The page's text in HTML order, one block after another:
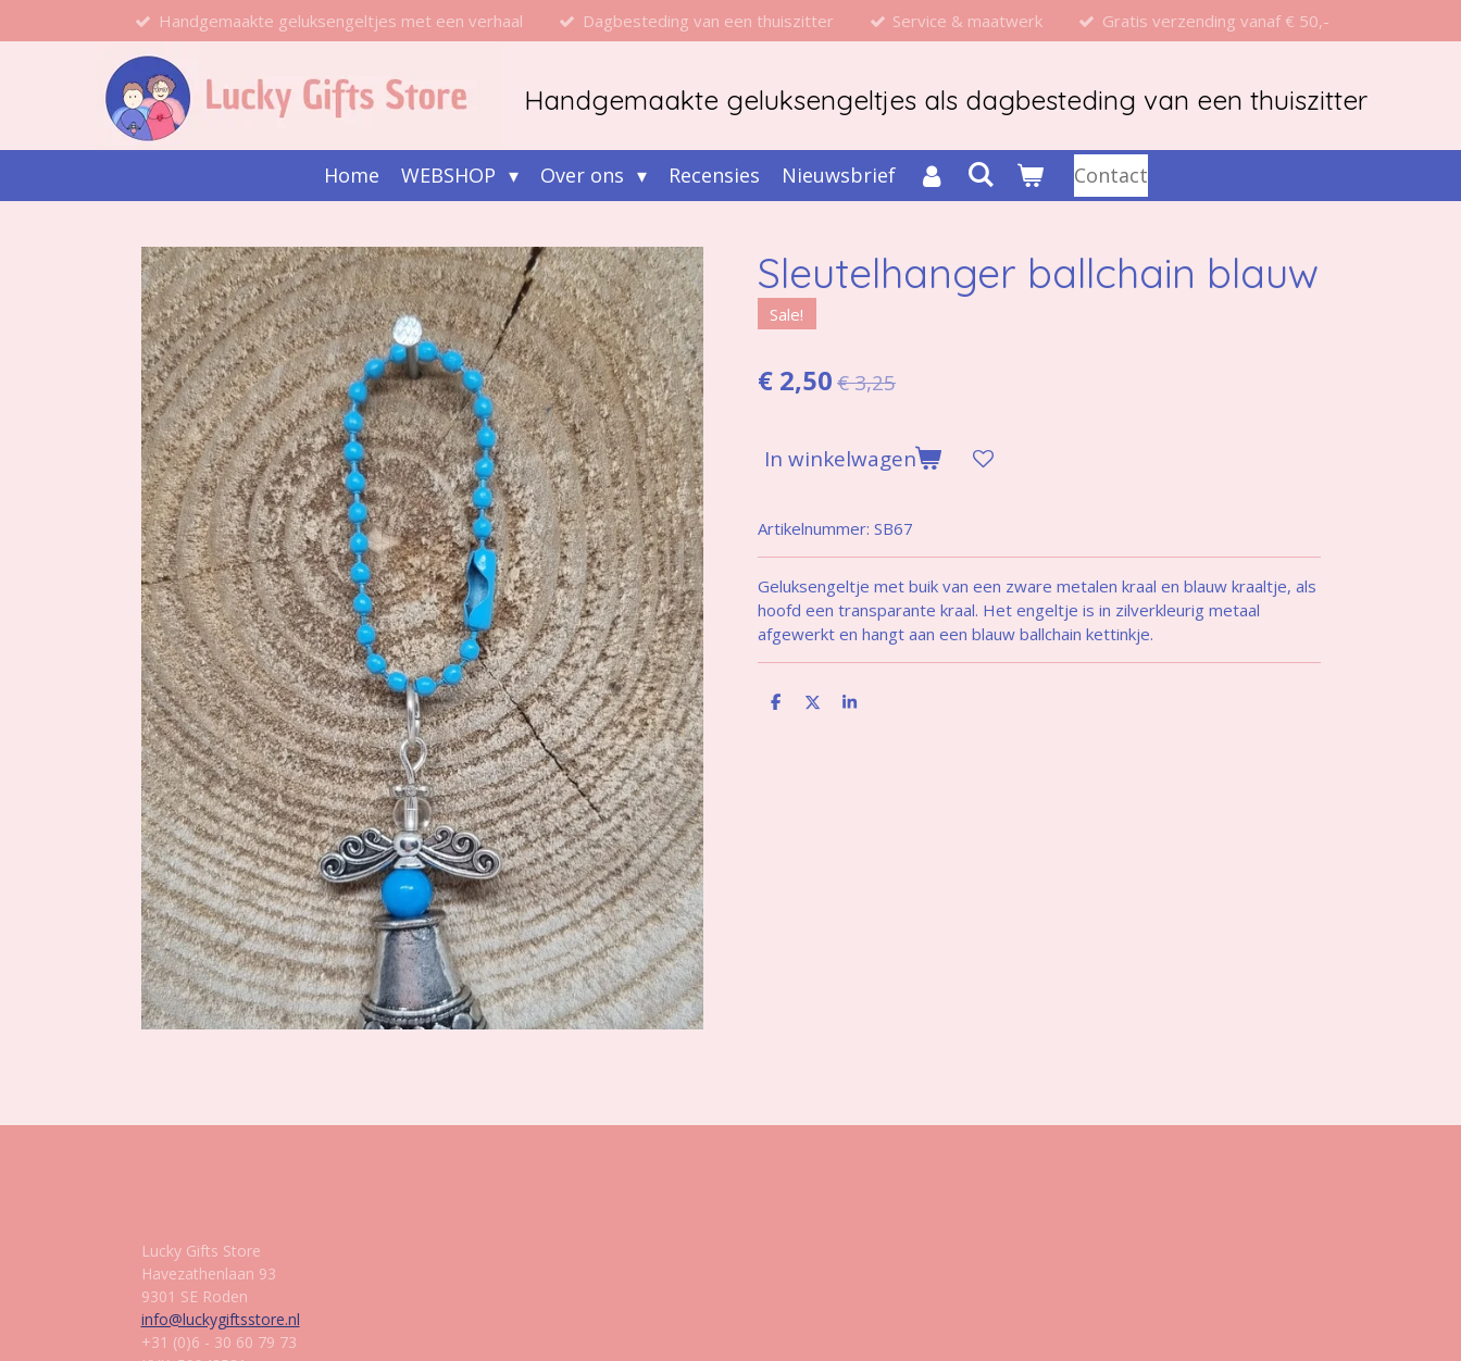
direct
hoofdinhoud
Handgemaakte geluksengeltjes met een verhaal Dagbesteding van een thuiszitter Service & maatwerk Gratis verzending vanaf € 50,-
Handgemaakte geluksengeltjes als dagbesteding van een thuiszitter
Home WEBSHOP Over ons Recensies Nieuwsbrief Contact
Sleutelhanger ballchain blauw
Sale!
€ 2,50€ 3,25
In winkelwagen
Artikelnummer: SB67
Geluksengeltje met buik van een zware metalen kraal en blauw kraaltje, als
hoofd een transparante kraal. Het engeltje is in zilverkleurig metaal
afgewerkt en hangt aan een blauw ballchain kettinkje.
D
D
S
Lucky Gifts Store
Havezathenlaan 93
9301 SE Roden
info@luckygiftsstore.nl
+31 (0)6 - 30 60 79 73